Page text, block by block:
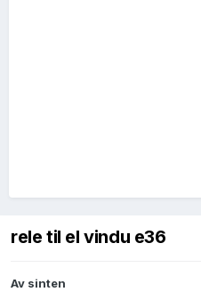
rele til el vindu e36
Av sinten